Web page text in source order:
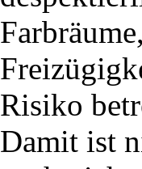
Risiko
Damit ist